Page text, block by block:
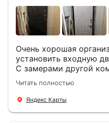
Очень хорошая
установить входную
С замерами другой
компании Филлип,
варианты дверей,
четкий, позвонили,
Читать полностью
Яндекс Карты